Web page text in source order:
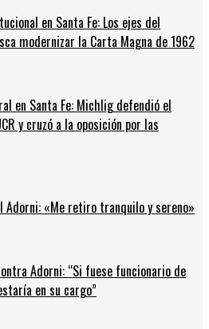
en Santa Fe: Los ejes del
modernizar la Carta Magna de 1962
en Santa Fe: Michlig defendió el
y cruzó a la oposición por las
Adorni: «Me retiro tranquilo y sereno»
Adorni: “Si fuese funcionario de
en su cargo”